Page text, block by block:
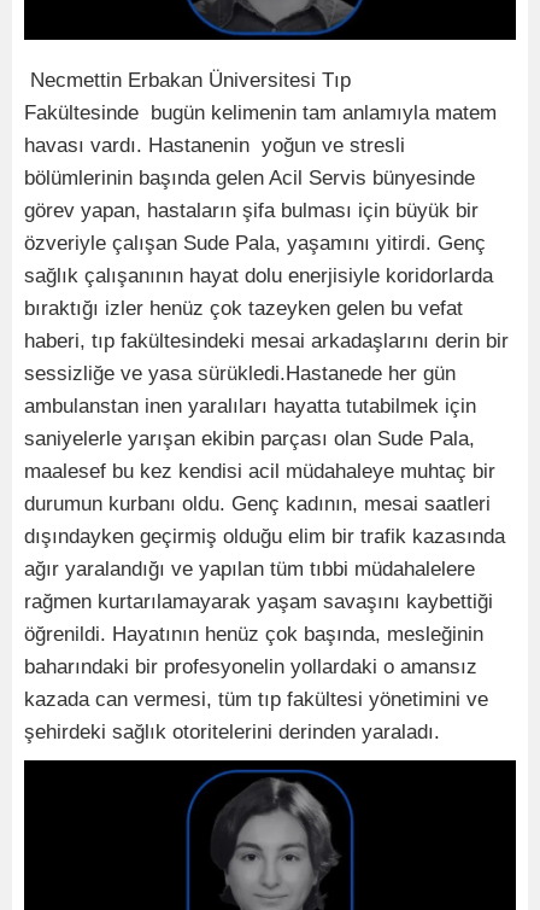
Necmettin Erbakan Üniversitesi Tıp
Fakültesinde bugün kelimenin tam anlamıyla matem
havası vardı. Hastanenin yoğun ve stresli
bölümlerinin başında gelen Acil Servis bünyesinde
görev yapan, hastaların şifa bulması için büyük bir
özveriyle çalışan Sude Pala, yaşamını yitirdi. Genç
sağlık çalışanının hayat dolu enerjisiyle koridorlarda
bıraktığı izler henüz çok tazeyken gelen bu vefat
haberi, tıp fakültesindeki mesai arkadaşlarını derin bir
sessizliğe ve yasa sürükledi.Hastanede her gün
ambulanstan inen yaralıları hayatta tutabilmek için
saniyelerle yarışan ekibin parçası olan Sude Pala,
maalesef bu kez kendisi acil müdahaleye muhtaç bir
durumun kurbanı oldu. Genç kadının, mesai saatleri
dışındayken geçirmiş olduğu elim bir trafik kazasında
ağır yaralandığı ve yapılan tüm tıbbi müdahalelere
rağmen kurtarılamayarak yaşam savaşını kaybettiği
öğrenildi. Hayatının henüz çok başında, mesleğinin
baharındaki bir profesyonelin yollardaki o amansız
kazada can vermesi, tüm tıp fakültesi yönetimini ve
şehirdeki sağlık otoritelerini derinden yaraladı.